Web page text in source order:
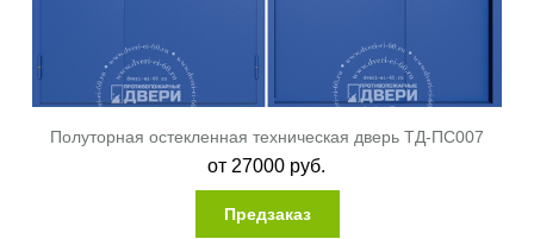
Полуторная остекленная техническая дверь ТД-ПС007
от 27000 руб.
Предзаказ